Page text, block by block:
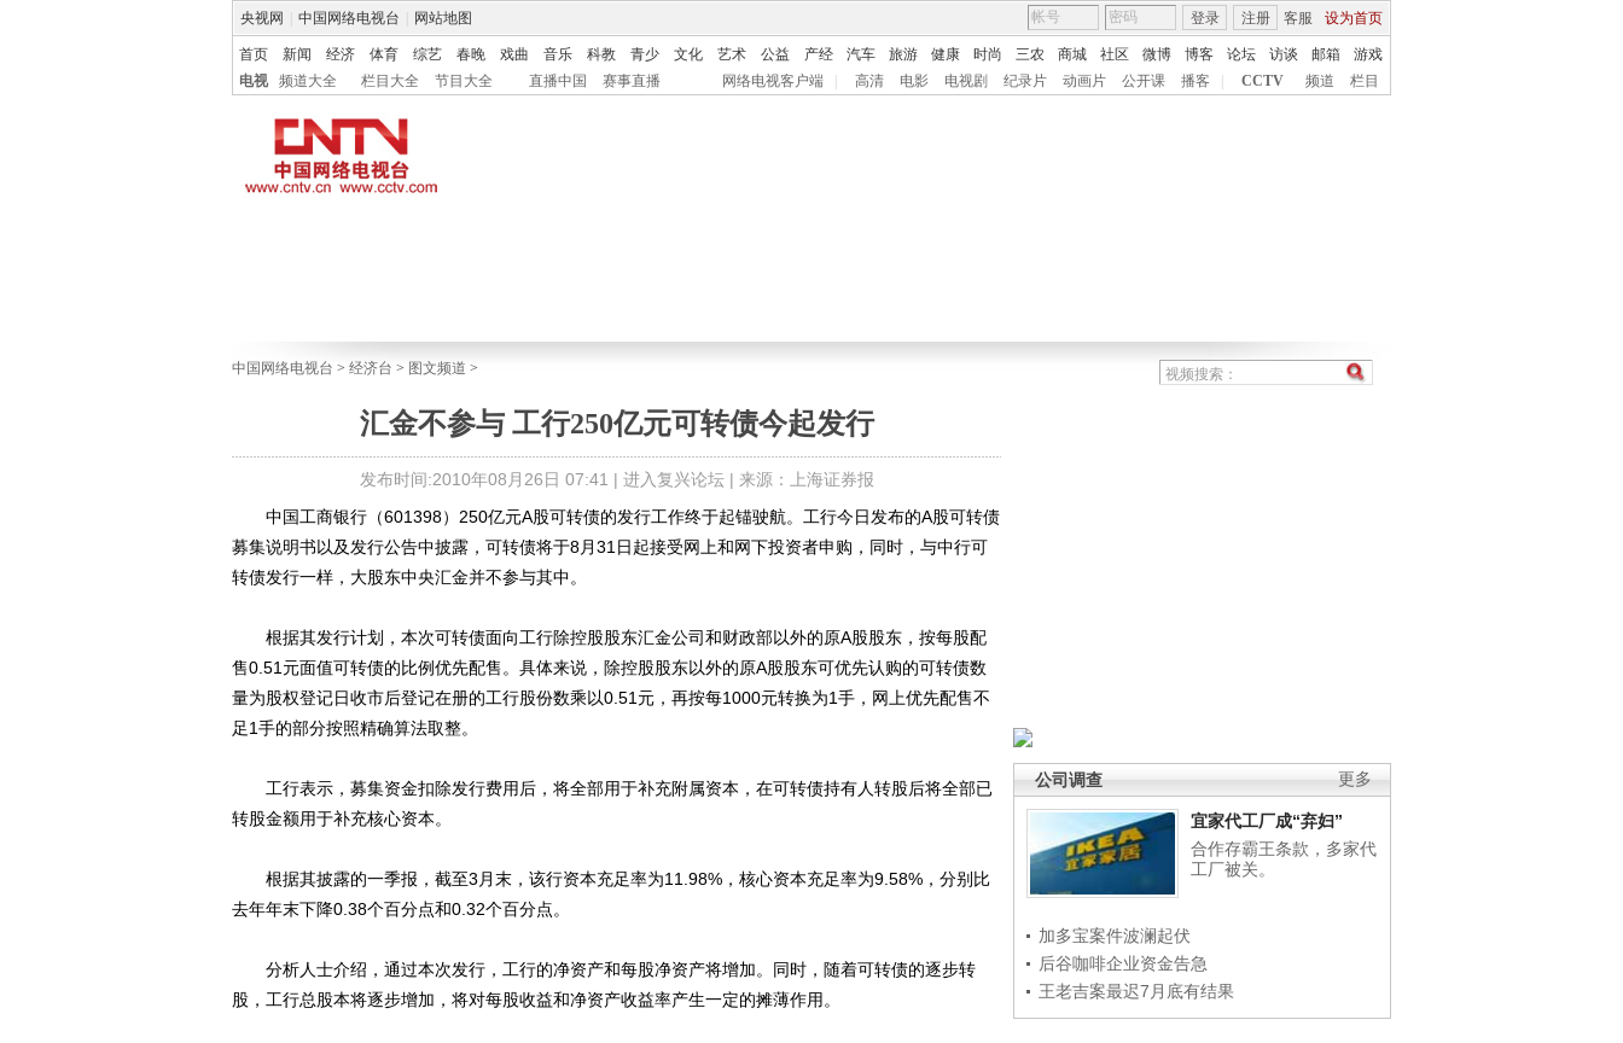
央视网 中国网络电视台 网站地图 客服 设为首页
登录 注册
首页 新闻 经济 体育 综艺 春晚 戏曲 音乐 科教 青少 文化 艺术 公益 产经 汽车 旅游 健康 时尚 三农 商城 社区 微博 博客 论坛 访谈 邮箱
游戏
电视
频道大全 栏目大全 节目大全 直播中国 赛事直播 网络电视客户端 高清 电影 电视剧 纪录片 动画片 公开课 播客 CCTV 频道 栏目
中国网络电视台 > 经济台 > 图文频道 >
汇金不参与 工行250亿元可转债今起发行
发布时间:2010年08月26日 07:41 | 进入复兴论坛| 来源：上海证券报
更多
公司调查
宜家代工厂成“弃妇”
合作存霸王条款，多家代
工厂被关。
加多宝案件波澜起伏
后谷咖啡企业资金告急
王老吉案最迟7月底有结果
中国工商银行（601398）250亿元A股可转债的发行工作终于起锚驶航。工行今日发布的A股可转债
募集说明书以及发行公告中披露，可转债将于8月31日起接受网上和网下投资者申购，同时，与中行可
转债发行一样，大股东中央汇金并不参与其中。
根据其发行计划，本次可转债面向工行除控股股东汇金公司和财政部以外的原A股股东，按每股配
售0.51元面值可转债的比例优先配售。具体来说，除控股股东以外的原A股股东可优先认购的可转债数
量为股权登记日收市后登记在册的工行股份数乘以0.51元，再按每1000元转换为1手，网上优先配售不
足1手的部分按照精确算法取整。
工行表示，募集资金扣除发行费用后，将全部用于补充附属资本，在可转债持有人转股后将全部已
转股金额用于补充核心资本。
根据其披露的一季报，截至3月末，该行资本充足率为11.98%，核心资本充足率为9.58%，分别比
去年年末下降0.38个百分点和0.32个百分点。
分析人士介绍，通过本次发行，工行的净资产和每股净资产将增加。同时，随着可转债的逐步转
股，工行总股本将逐步增加，将对每股收益和净资产收益率产生一定的摊薄作用。